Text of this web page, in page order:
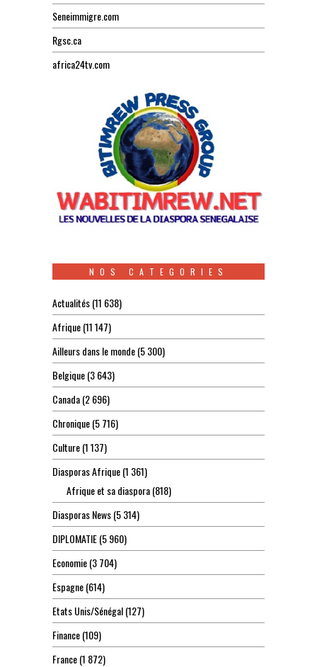
Seneimmigre.com
Rgsc.ca
africa24tv.com
NOS CATEGORIES
Actualités(11 638)
Afrique(11 147)
Ailleurs dans le monde(5 300)
Belgique(3 643)
Canada(2 696)
Chronique(5 716)
Culture(1 137)
Diasporas Afrique(1 361)
Afrique et sa diaspora(818)
Diasporas News(5 314)
DIPLOMATIE(5 960)
Economie(3 704)
Espagne(614)
Etats Unis/Sénégal(127)
Finance(109)
France(1 872)